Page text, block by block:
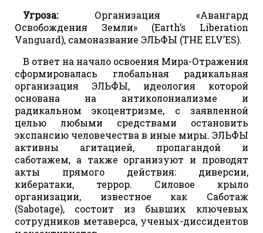
Угроза:Организация «Авангард
Освобождения Земли» (Earth’s Liberation
Vanguard), самоназвание ЭЛЬФЫ (THE ELV’ES).
В ответ на начало освоения Мира-Отражения
сформировалась глобальная радикальная
организация ЭЛЬФЫ, идеология которой
основана на антиколониализме и
радикальном экоцентризме, с заявленной
целью любыми средствами остановить
экспансию человечества в иные миры. ЭЛЬФЫ
активны агитацией, пропагандой и
саботажем, а также организуют и проводят
акты прямого действия: диверсии,
кибератаки, террор. Силовое крыло
организации, известное как Саботаж
(Sabotage), состоит из бывших ключевых
сотрудников метаверса, ученых-диссидентов